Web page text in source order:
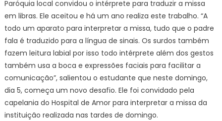
Paróquia local convidou o intérprete para traduzir a missa
em libras. Ele aceitou e há um ano realiza este trabalho. “A
todo um aparato para interpretar a missa, tudo que o padre
fala é traduzido para a língua de sinais. Os surdos também
fazem leitura labial por isso todo intérprete além dos gestos
também usa a boca e expressões faciais para facilitar a
comunicação”, salientou o estudante que neste domingo,
dia 5, começa um novo desafio. Ele foi convidado pela
capelania do Hospital de Amor para interpretar a missa da
instituição realizada nas tardes de domingo.